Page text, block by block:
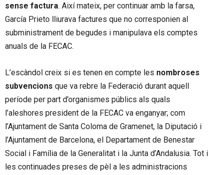
sense factura. Així mateix, per continuar amb la farsa,
García Prieto lliurava factures que no corresponien al
subministrament de begudes i manipulava els comptes
anuals de la FECAC.
L’escàndol creix si es tenen en compte les nombroses
subvencions que va rebre la Federació durant aquell
període per part d’organismes públics als quals
l’aleshores president de la FECAC va enganyar; com
l’Ajuntament de Santa Coloma de Gramenet, la Diputació i
l’Ajuntament de Barcelona, el Departament de Benestar
Social i Família de la Generalitat i la Junta d’Andalusia. Tot i
les continuades preses de pèl a les administracions